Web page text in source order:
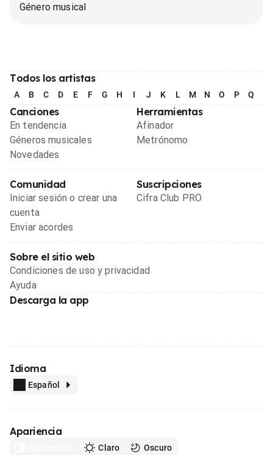
Género musical
Todos los artistas
A B C D E F G H I J K L M N O P Q
Canciones
En tendencia
Géneros musicales
Novedades
Herramientas
Afinador
Metrónomo
Comunidad
Iniciar sesión o crear una
cuenta
Enviar acordes
Suscripciones
Cifra Club PRO
Sobre el sitio web
Condiciones de uso y privacidad
Ayuda
Descarga la app
Idioma
Español
Apariencia
Claro Oscuro